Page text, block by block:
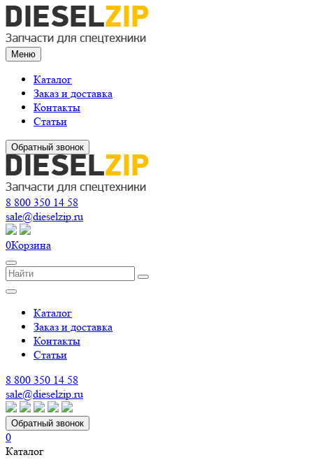
Меню
Каталог
Заказ и доставка
Контакты
Статьи
Обратный звонок
8 800 350 14 58
sale@dieselzip.ru
0Корзина
Каталог
Заказ и доставка
Контакты
Статьи
8 800 350 14 58
sale@dieselzip.ru
Обратный звонок
0
Каталог